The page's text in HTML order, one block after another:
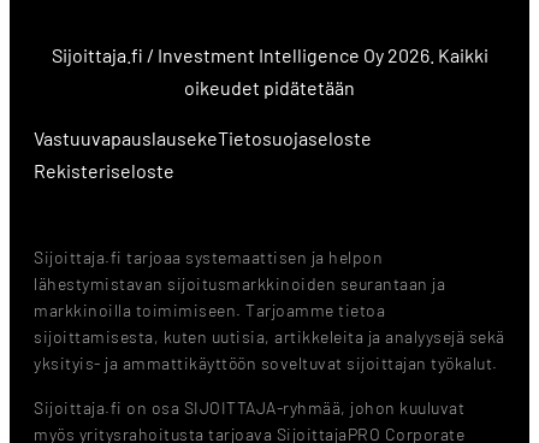
Sijoittaja.fi / Investment Intelligence Oy 2026. Kaikki
oikeudet pidätetään
VastuuvapauslausekeTietosuojaseloste
Rekisteriseloste
Sijoittaja.fi tarjoaa systemaattisen ja helpon
lähestymistavan sijoitusmarkkinoiden seurantaan ja
markkinoilla toimimiseen. Tarjoamme tietoa
sijoittamisesta, kuten uutisia, artikkeleita ja analyysejä sekä
yksityis- ja ammattikäyttöön soveltuvat sijoittajan työkalut.
Sijoittaja.fi on osa SIJOITTAJA-ryhmää, johon kuuluvat
myös yritysrahoitusta tarjoava SijoittajaPRO Corporate